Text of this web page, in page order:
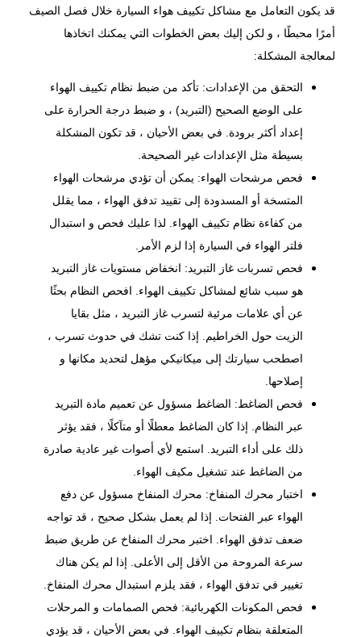
قد يكون التعامل مع مشاكل تكييف هواء السيارة خلال فصل الصيف
أمرًا محبطًا ، و لكن إليك بعض الخطوات التي يمكنك اتخاذها
لمعالجة المشكلة:
التحقق من الإعدادات: تأكد من ضبط نظام تكييف الهواء
على الوضع الصحيح (التبريد) ، و ضبط درجة الحرارة على
إعداد أكثر برودة. في بعض الأحيان ، قد تكون المشكلة
بسيطة مثل الإعدادات غير الصحيحة.
فحص مرشحات الهواء: يمكن أن تؤدي مرشحات الهواء
المتسخة أو المسدودة إلى تقييد تدفق الهواء ، مما يقلل
من كفاءة نظام تكييف الهواء. لذا عليك فحص و استبدال
فلتر الهواء في السيارة إذا لزم الأمر.
فحص تسربات غاز التبريد: انخفاض مستويات غاز التبريد
هو سبب شائع لمشاكل تكييف الهواء. افحص النظام بحثًا
عن أي علامات مرئية لتسرب غاز التبريد ، مثل بقايا
الزيت حول الخراطيم. إذا كنت تشك في حدوث تسرب ،
اصطحب سيارتك إلى ميكانيكي مؤهل لتحديد مكانها و
إصلاحها.
فحص الضاغط: الضاغط مسؤول عن تعميم مادة التبريد
عبر النظام. إذا كان الضاغط معطلًا أو متآكلًا ، فقد يؤثر
ذلك على أداء التبريد. استمع لأي أصوات غير عادية صادرة
من الضاغط عند تشغيل مكيف الهواء.
اختبار محرك المنفاخ: محرك المنفاخ مسؤول عن دفع
الهواء عبر الفتحات. إذا لم يعمل بشكل صحيح ، قد تواجه
ضعف تدفق الهواء. اختبر محرك المنفاخ عن طريق ضبط
سرعة المروحة من الأقل إلى الأعلى. إذا لم يكن هناك
تغيير في تدفق الهواء ، فقد يلزم استبدال محرك المنفاخ.
فحص المكونات الكهربائية: فحص الصمامات و المرحلات
المتعلقة بنظام تكييف الهواء. في بعض الأحيان ، قد يؤدي